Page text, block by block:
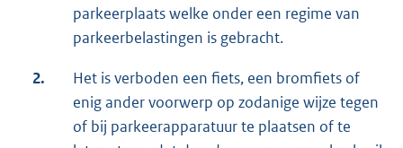
parkeerplaats welke onder een regime van
parkeerbelastingen is gebracht.
2.
Het is verboden een fiets, een bromfiets of
enig ander voorwerp op zodanige wijze tegen
of bij parkeerapparatuur te plaatsen of te